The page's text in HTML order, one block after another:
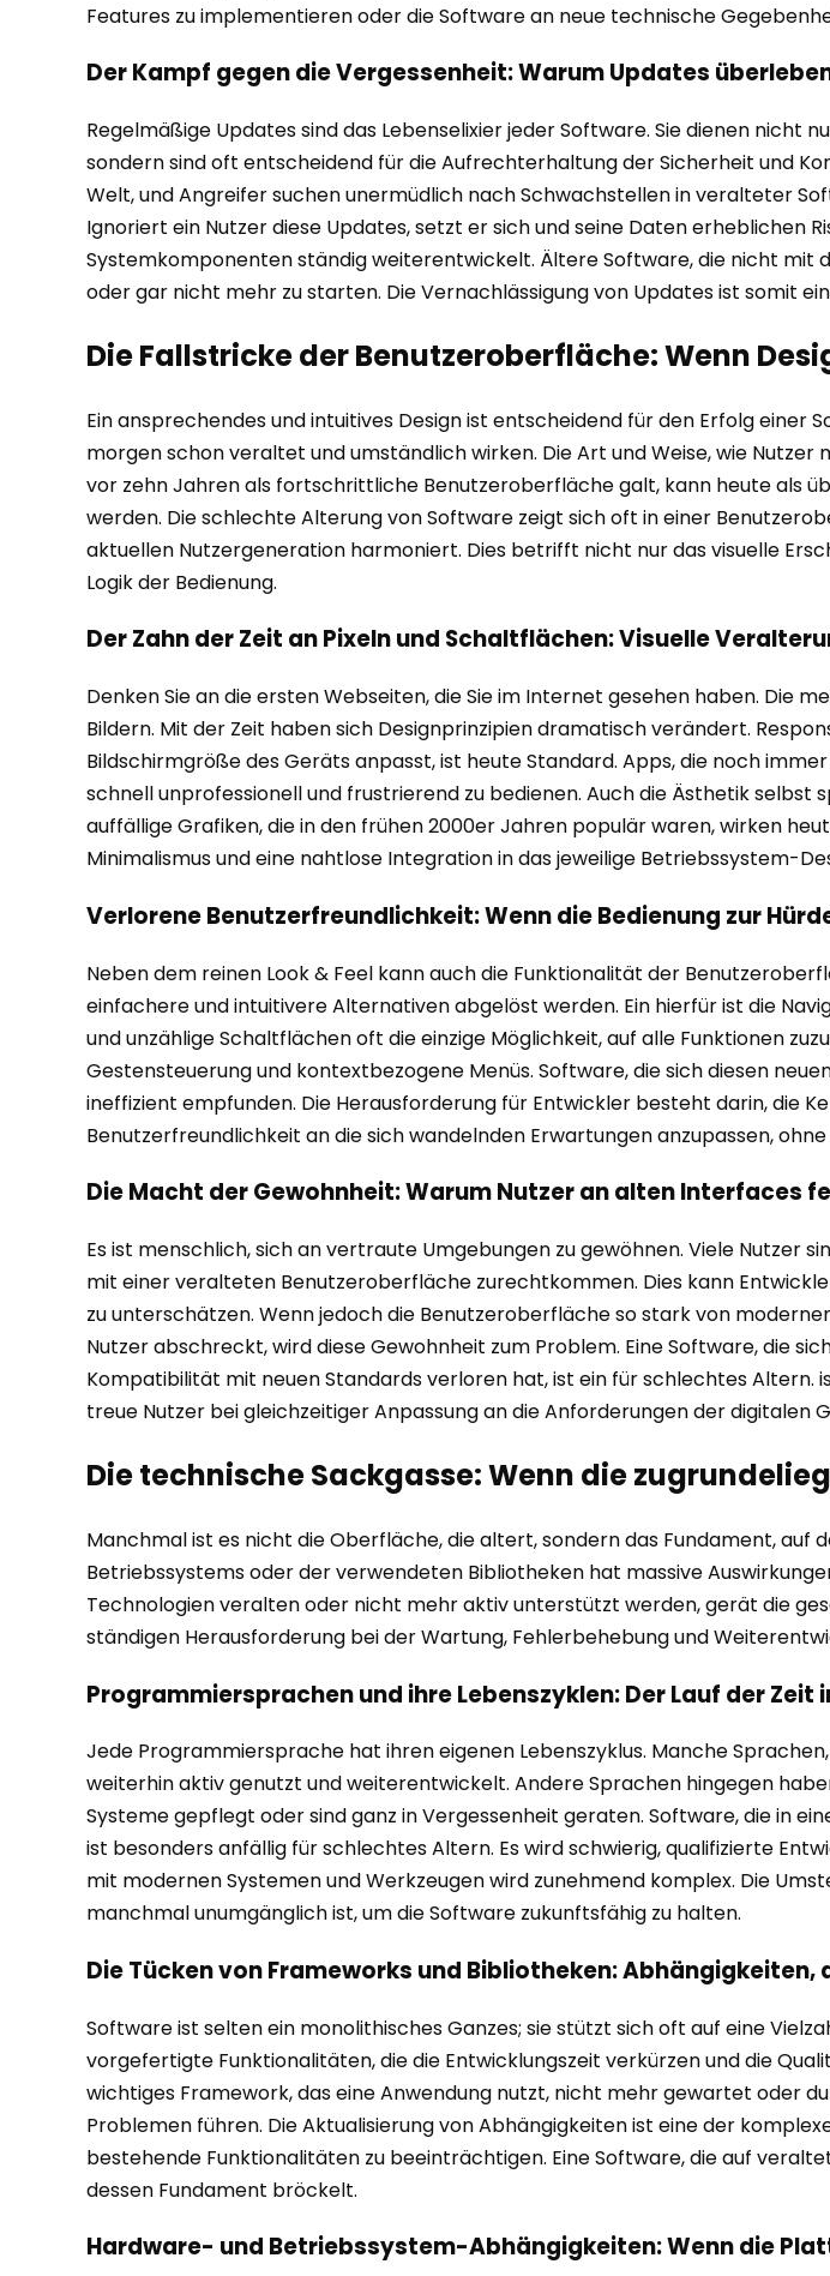
Features zu implementieren oder die Software an neue technische
Der Kampf gegen die Vergessenheit: Warum Updates
Regelmäßige Updates sind das Lebenselixier jeder Software. Sie dienen nicht
sondern sind oft entscheidend für die Aufrechterhaltung der Sicherheit und
Welt, und Angreifer suchen unermüdlich nach Schwachstellen in veralteter
Ignoriert ein Nutzer diese Updates, setzt er sich und seine Daten erheblichen
Systemkomponenten ständig weiterentwickelt. Ältere Software, die nicht mit
oder gar nicht mehr zu starten. Die Vernachlässigung von Updates ist somit
Die Fallstricke der Benutzeroberfläche: Wenn
Ein ansprechendes und intuitives Design ist entscheidend für den Erfolg
morgen schon veraltet und umständlich wirken. Die Art und Weise, wie
vor zehn Jahren als fortschrittliche Benutzeroberfläche galt, kann heute als
werden. Die schlechte Alterung von Software zeigt sich oft in einer
aktuellen Nutzergeneration harmoniert. Dies betrifft nicht nur das visuelle
Logik der Bedienung.
Der Zahn der Zeit an Pixeln und Schaltflächen: Visuelle
Denken Sie an die ersten Webseiten, die Sie im Internet gesehen haben. Die
Bildern. Mit der Zeit haben sich Designprinzipien dramatisch verändert.
Bildschirmgröße des Geräts anpasst, ist heute Standard. Apps, die noch
schnell unprofessionell und frustrierend zu bedienen. Auch die Ästhetik
auffällige Grafiken, die in den frühen 2000er Jahren populär waren, wirken
Minimalismus und eine nahtlose Integration in das jeweilige Betriebssystem-
Verlorene Benutzerfreundlichkeit: Wenn die Bedienung zur
Neben dem reinen Look & Feel kann auch die Funktionalität der
einfachere und intuitivere Alternativen abgelöst werden. Ein hierfür ist die
und unzählige Schaltflächen oft die einzige Möglichkeit, auf alle Funktionen
Gestensteuerung und kontextbezogene Menüs. Software, die sich diesen
ineffizient empfunden. Die Herausforderung für Entwickler besteht darin, die
Benutzerfreundlichkeit an die sich wandelnden Erwartungen anzupassen,
Die Macht der Gewohnheit: Warum Nutzer an alten
Es ist menschlich, sich an vertraute Umgebungen zu gewöhnen. Viele Nutzer
mit einer veralteten Benutzeroberfläche zurechtkommen. Dies kann
zu unterschätzen. Wenn jedoch die Benutzeroberfläche so stark von
Nutzer abschreckt, wird diese Gewohnheit zum Problem. Eine Software, die
Kompatibilität mit neuen Standards verloren hat, ist ein für schlechtes
treue Nutzer bei gleichzeitiger Anpassung an die Anforderungen der digitalen
Die technische Sackgasse: Wenn die
Manchmal ist es nicht die Oberfläche, die altert, sondern das Fundament,
Betriebssystems oder der verwendeten Bibliotheken hat massive
Technologien veralten oder nicht mehr aktiv unterstützt werden, gerät die
ständigen Herausforderung bei der Wartung, Fehlerbehebung und
Programmiersprachen und ihre Lebenszyklen: Der Lauf der Zeit
Jede Programmiersprache hat ihren eigenen Lebenszyklus. Manche
weiterhin aktiv genutzt und weiterentwickelt. Andere Sprachen hingegen
Systeme gepflegt oder sind ganz in Vergessenheit geraten. Software, die in
ist besonders anfällig für schlechtes Altern. Es wird schwierig, qualifizierte
mit modernen Systemen und Werkzeugen wird zunehmend komplex. Die
manchmal unumgänglich ist, um die Software zukunftsfähig zu halten.
Die Tücken von Frameworks und Bibliotheken: Abhängigkeiten,
Software ist selten ein monolithisches Ganzes; sie stützt sich oft auf eine
vorgefertigte Funktionalitäten, die die Entwicklungszeit verkürzen und die
wichtiges Framework, das eine Anwendung nutzt, nicht mehr gewartet oder
Problemen führen. Die Aktualisierung von Abhängigkeiten ist eine der
bestehende Funktionalitäten zu beeinträchtigen. Eine Software, die auf
dessen Fundament bröckelt.
Hardware- und Betriebssystem-Abhängigkeiten: Wenn die